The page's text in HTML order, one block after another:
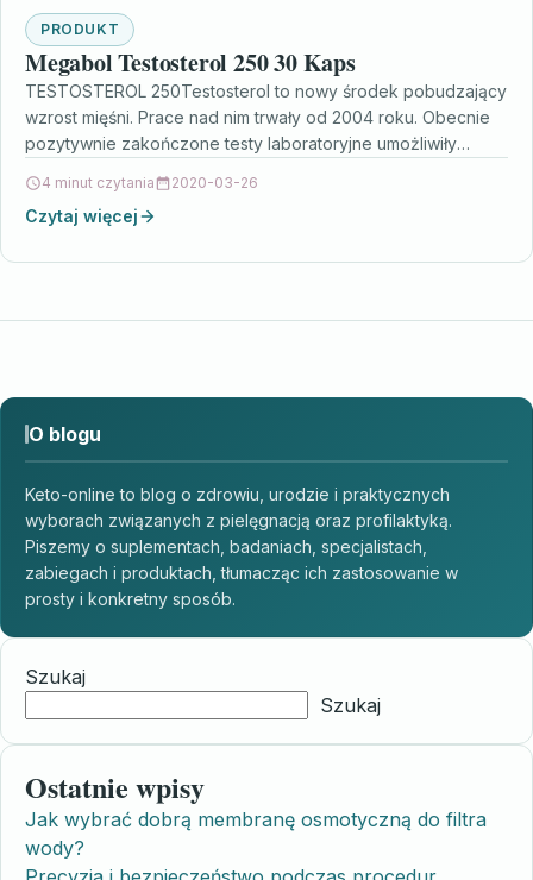
PRODUKT
Megabol Testosterol 250 30 Kaps
TESTOSTEROL 250Testosterol to nowy środek pobudzający
wzrost mięśni. Prace nad nim trwały od 2004 roku. Obecnie
pozytywnie zakończone testy laboratoryjne umożliwiły
4 minut czytania 2020-03-26
Czytaj więcej
O blogu
Keto-online to blog o zdrowiu, urodzie i praktycznych
wyborach związanych z pielęgnacją oraz profilaktyką.
Piszemy o suplementach, badaniach, specjalistach,
zabiegach i produktach, tłumacząc ich zastosowanie w
prosty i konkretny sposób.
Szukaj
Szukaj
Ostatnie wpisy
Jak wybrać dobrą membranę osmotyczną do filtra
wody?